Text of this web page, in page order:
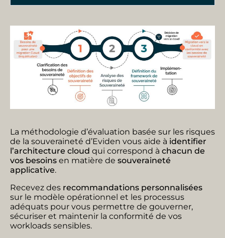
La méthodologie d’évaluation basée sur les risques
de la souveraineté d’Eviden vous aide à identifier
l’architecture cloud qui correspond à chacun de
vos besoins en matière de souveraineté
applicative.
Recevez des recommandations personnalisées
sur le modèle opérationnel et les processus
adéquats pour vous permettre de gouverner,
sécuriser et maintenir la conformité de vos
workloads sensibles.